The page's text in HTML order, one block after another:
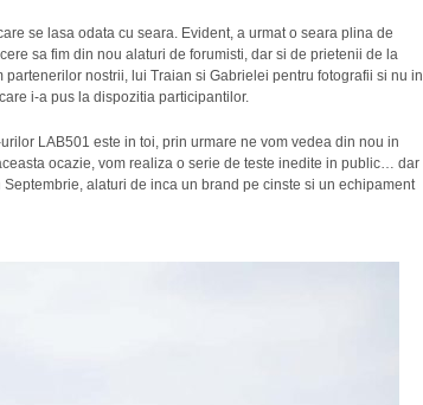
se lasa odata cu seara. Evident, a urmat o seara plina de
sa fim din nou alaturi de forumisti, dar si de prietenii de la
nostrii, lui Traian si Gabrielei pentru fotografii si nu in
i-a pus la dispozitia participantilor.
LAB501 este in toi, prin urmare ne vom vedea din nou in
ocazie, vom realiza o serie de teste inedite in public… dar
alaturi de inca un brand pe cinste si un echipament